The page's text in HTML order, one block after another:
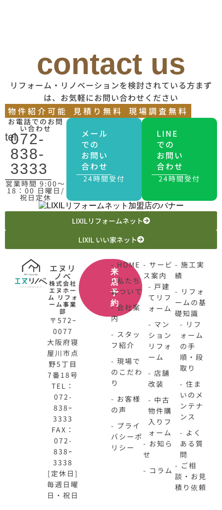
contact us
リフォーム・リノベーションを検討されている方まず
は、お気軽にお問い合わせください
物件紹介可能
見積り無料 現場調査無料
お電話でのお問
い合わせ
tel.
072-
838-
3333
営業時間 9:00〜
18：00 日曜日/
祝日定休
メール
での
お問い
合わせ
24時間受付
LINE
での
お問い
合わせ
24時間受付
LIXILリフォームネット
LIXIL いい家ネット
エヌリ
ノベ
株式会社
エヌホー
ム リフォ
ーム事業
部
〒572ｰ
0077
大阪府寝
屋川市点
野5丁目
7番18号
TEL：
072-
838ｰ
3333
FAX：
072-
838ｰ
3338
[定休日]
毎週日曜
日・祝日
来
店
予
約
- HOME
- 私たち
について
- 会社案
内
- スタッ
フ紹介
- 現場で
のこだわ
り
- お客様
の声
- プライ
バシーポ
リシー
- サービ
ス案内
- 戸建
てリフ
ォーム
- マン
ション
リフォ
ーム
- 店舗
改装
- 中古
物件購
入りフ
ォーム
- お知ら
せ
- コラム
- 施工実
績
- リフォ
ームの基
礎知識
- リフ
ォーム
の手
順・段
取り
- 住ま
いのメ
ンテナ
ンス
- よく
ある質
問
- ご相
談・お見
積り依頼